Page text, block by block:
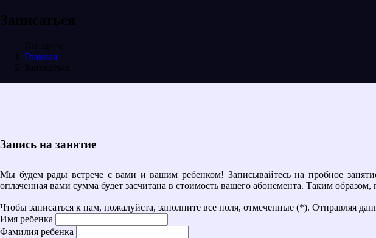
Записаться
Вы здесь:
Главная
Записаться
Запись на занятие
Мы будем рады встрече с вами и вашим ребенком! Записывайтесь на пробное
оплаченная вами сумма будет засчитана в стоимость вашего абонемента. Таким образом,
Чтобы записаться к нам, пожалуйста, заполните все поля, отмеченные (*). Отправляя
Имя ребенка
Фамилия ребенка